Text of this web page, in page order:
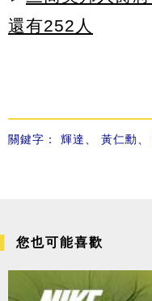
還有252人
關鍵字： 輝達 黃仁勳
您也可能喜歡